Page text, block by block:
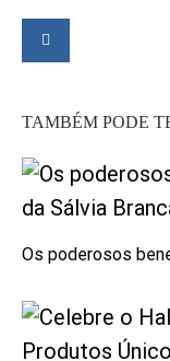
TAMBÉM PODE
Os poderosos